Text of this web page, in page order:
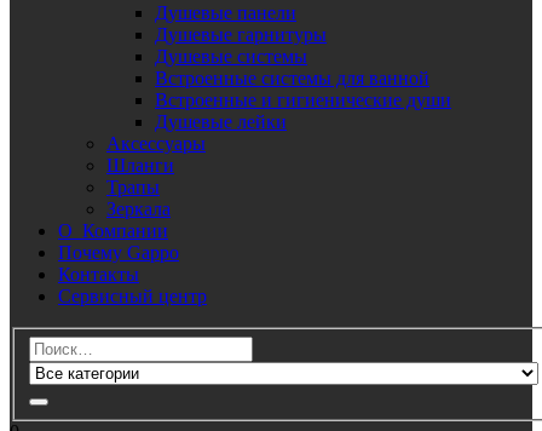
Душевые панели
Душевые гарнитуры
Душевые системы
Встроенные системы для ванной
Встроенные и гигиенические души
Душевые лейки
Аксессуары
Шланги
Трапы
Зеркала
О Компании
Почему Gappo
Контакты
Сервисный центр